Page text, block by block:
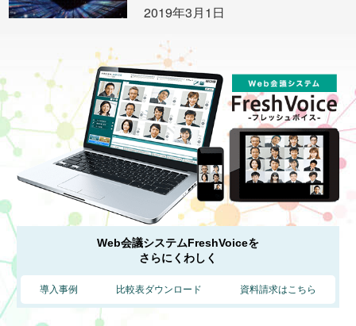
2019年3月1日
Web会議システムFreshVoiceを
さらにくわしく
導入事例 比較表ダウンロード 資料請求はこちら